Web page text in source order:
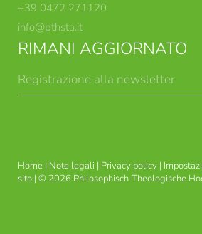
+39 0472 271120
info@pthsta.it
RIMANI AGGIORNATO
Registrazione alla newsletter
Home | Note legali | Privacy policy |
sito | © 2026 Philosophisch-Theologische